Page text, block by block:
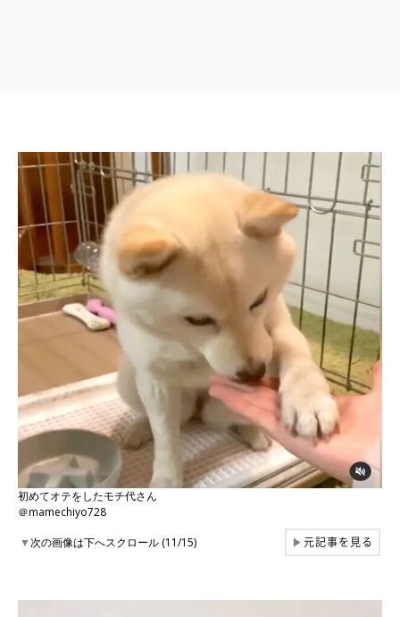
初めてオテをしたモチ代さん
＠mamechiyo728
▼次の画像は下へスクロール (11/15) ▶元記事を見る